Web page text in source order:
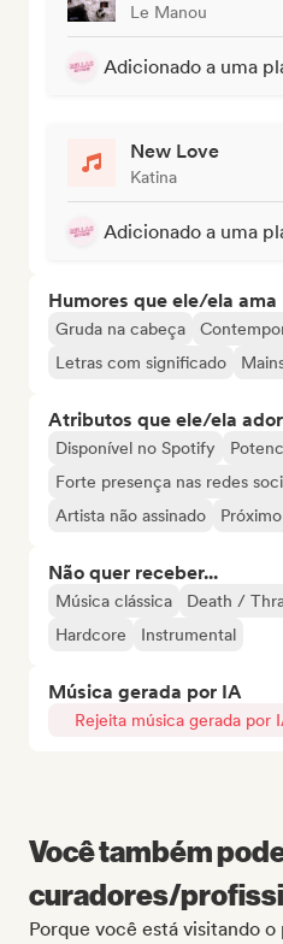
Le Manou
Adicionado a uma
New Love
Katina
Adicionado a uma
Humores que ele/ela ama
Gruda na cabeça
Letras com significado
Atributos que ele/ela
Disponível no Spotify
Forte presença nas redes
Artista não assinado
Não quer receber...
Música clássica Death /
Hardcore
Instrumental
Música gerada por IA
Rejeita música gerada por
Você também
curadores/
Porque você está visitando